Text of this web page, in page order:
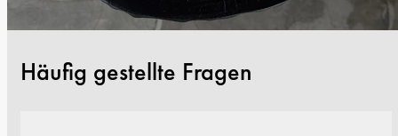
Häufig gestellte Fragen